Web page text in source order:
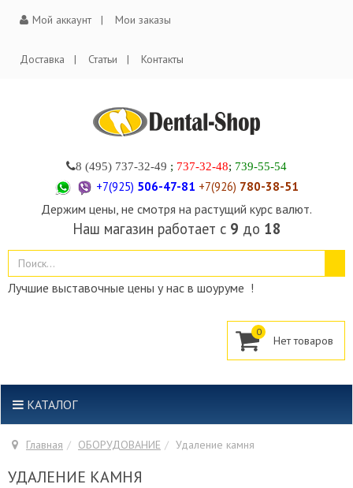
Мой аккаунт Мои заказы
Доставка Статьи Контакты
8 (495) 737-32-49 ; 737-32-48; 739-55-54
+7(925) 506-47-81 +7(926) 780-38-51
Держим цены, не смотря на растущий курс валют.
Наш магазин работает с 9 до 18
Лучшие выставочные цены у нас в шоуруме !
0
КАТАЛОГ
Главная ОБОРУДОВАНИЕ Удаление камня
УДАЛЕНИЕ КАМНЯ